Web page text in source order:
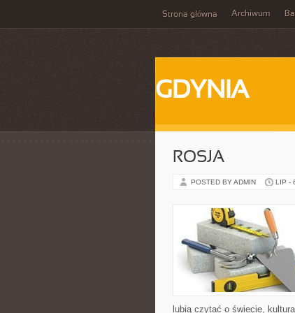
Strona główna Archiwum
GDYNIA
ROSJA
POSTED BY ADMIN LIP -
lubią czytać o świecie,